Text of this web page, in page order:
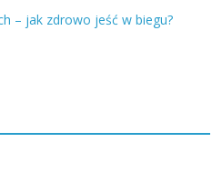
– jak zdrowo jeść w biegu?